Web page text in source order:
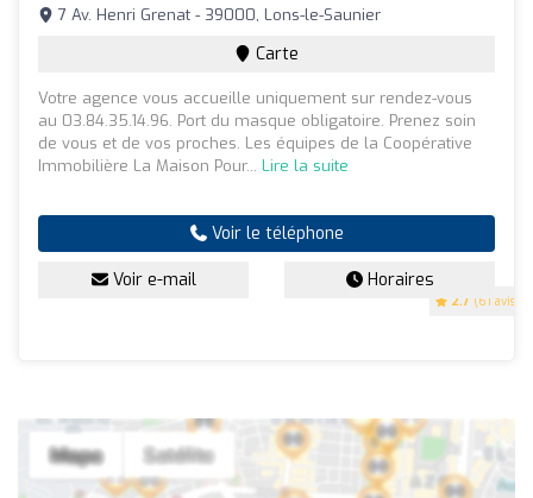
2.7 (61 avis)
7 Av. Henri Grenat - 39000, Lons-le-Saunier
Carte
Votre agence vous accueille uniquement sur rendez-vous
au 03.84.35.14.96. Port du masque obligatoire. Prenez soin
de vous et de vos proches. Les équipes de la Coopérative
Immobilière La Maison Pour... Lire la suite
Voir le téléphone
Voir e-mail Horaires